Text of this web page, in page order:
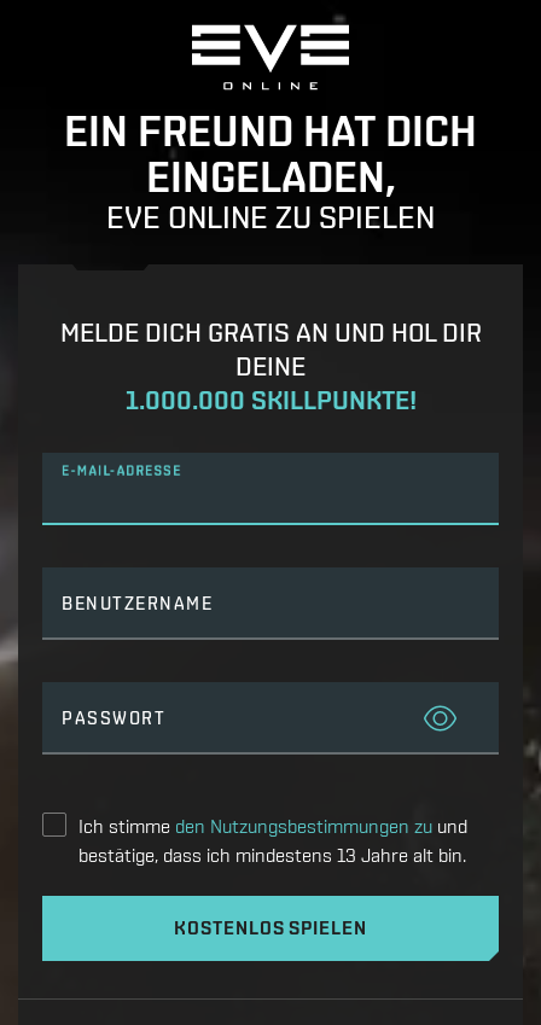
EIN FREUND HAT DICH
EINGELADEN,
EVE ONLINE ZU SPIELEN
MELDE DICH GRATIS AN UND HOL DIR
DEINE
1.000.000 SKILLPUNKTE!
E-MAIL-ADRESSE
BENUTZERNAME
PASSWORT
Ich stimme den Nutzungsbestimmungen zu und
bestätige, dass ich mindestens 13 Jahre alt bin.
KOSTENLOS SPIELEN